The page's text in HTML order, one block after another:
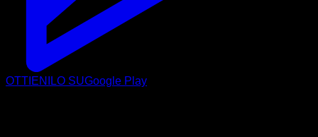
OTTIENILO SUGoogle Play